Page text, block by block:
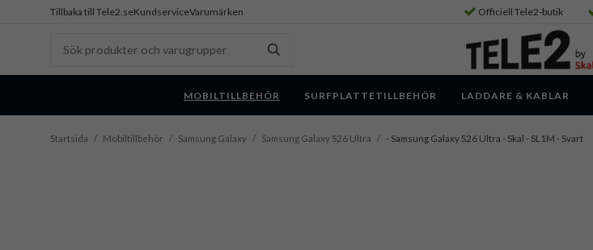
Tillbaka till Tele2.seKundserviceVarumärken Officiell Tele2-butik
MOBILTILLBEHÖR SURFPLATTETILLBEHÖR LADDARE & KABLAR
Startsida / Mobiltillbehör / Samsung Galaxy / Samsung Galaxy S26 Ultra / - Samsung Galaxy S26 Ultra - Skal - SL1M - Svart